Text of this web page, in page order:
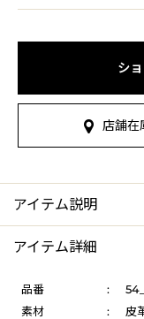
シ
店舗在
アイテム説明
アイテム詳細
品番 :
素材
:
皮